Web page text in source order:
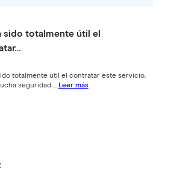
sido totalmente útil el
totalmente útil el contratar este servicio.
seguridad ... Leer más